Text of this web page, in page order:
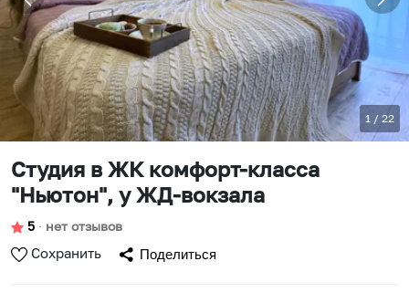
1 / 22
Студия в ЖК комфорт-класса
"Ньютон", у ЖД-вокзала
5 ∙ нет отзывов
Сохранить Поделиться